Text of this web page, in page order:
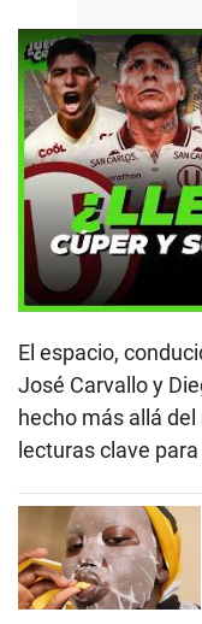
El espacio,
José Carvallo y
hecho más allá
lecturas clave